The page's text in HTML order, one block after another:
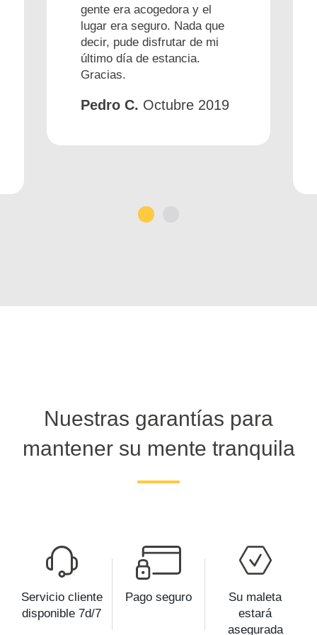
gente era acogedora y el
lugar era seguro. Nada que
decir, pude disfrutar de mi
último día de estancia.
Gracias.
Pedro C. Octubre 2019
Nuestras garantías para
mantener su mente tranquila
Servicio cliente
disponible 7d/7
Pago seguro
Su maleta
estará
asegurada